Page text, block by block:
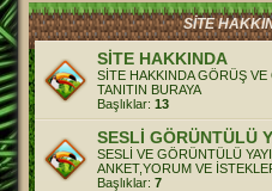
SİTE
SİTE HAKKINDA
SİTE HAKKINDA GÖRÜŞ
TANITIN BURAYA
Başlıklar: 13
SESLİ GÖRÜNTÜLÜ
SESLİ VE GÖRÜNTÜLÜ
ANKET,YORUM VE
Başlıklar: 7